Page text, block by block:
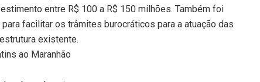
entre R$ 100 a R$ 150 milhões. Também foi
facilitar os trâmites burocráticos para a atuação das
existente.
ao Maranhão